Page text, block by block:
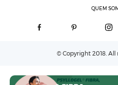
QUEM
© Copyright 2018. All